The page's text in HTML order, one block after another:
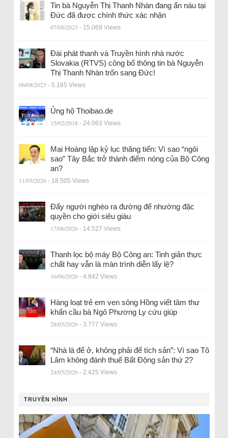
Tin bà Nguyễn Thị Thanh Nhàn đang ẩn náu tại
Đức đã được chính thức xác nhận
07/08/2023 - 15.069 Views
Đài phát thanh và Truyền hình nhà nước
Slovakia (RTVS) công bố thông tin bà Nguyễn
Thị Thanh Nhàn trốn sang Đức!
06/08/2023 - 5.165 Views
Ủng hộ Thoibao.de
15/02/2018 - 24.063 Views
Mai Hoàng lập kỷ lục thăng tiến: Vì sao “ngôi
sao” Tây Bắc trở thành điểm nóng của Bộ Công
an?
11/05/2026 - 18.505 Views
Đẩy người nghèo ra đường để nhường đặc
quyền cho giới siêu giàu
17/06/2026 - 14.527 Views
Thanh lọc bộ máy Bộ Công an: Tinh giản thực
chất hay vẫn là màn trình diễn lấy lệ?
16/06/2026 - 4.942 Views
Hàng loạt trẻ em ven sông Hồng viết tâm thư
khẩn cầu bà Ngô Phương Ly cứu giúp
28/05/2026 - 3.777 Views
“Nhà là để ở, không phải để tích sản”: Vì sao Tô
Lâm không đánh thuế Bất Động sản thứ 2?
24/05/2026 - 2.425 Views
TRUYỀN HÌNH